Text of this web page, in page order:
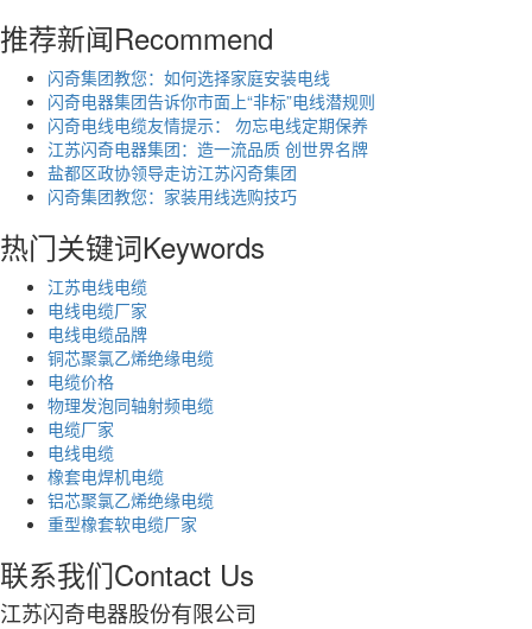
推荐新闻Recommend
闪奇集团教您：如何选择家庭安装电线
闪奇电器集团告诉你市面上“非标”电线潜规则
闪奇电线电缆友情提示： 勿忘电线定期保养
江苏闪奇电器集团：造一流品质 创世界名牌
盐都区政协领导走访江苏闪奇集团
闪奇集团教您：家装用线选购技巧
热门关键词Keywords
江苏电线电缆
电线电缆厂家
电线电缆品牌
铜芯聚氯乙烯绝缘电缆
电缆价格
物理发泡同轴射频电缆
电缆厂家
电线电缆
橡套电焊机电缆
铝芯聚氯乙烯绝缘电缆
重型橡套软电缆厂家
联系我们Contact Us
江苏闪奇电器股份有限公司